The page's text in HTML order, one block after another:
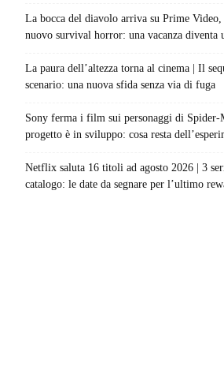
La bocca del diavolo arriva su Prime
nuovo survival horror: una vacanza diventa
La paura dell’altezza torna al cinema | Il
scenario: una nuova sfida senza via di fuga
Sony ferma i film sui personaggi di Spider-
progetto è in sviluppo: cosa resta
Netflix saluta 16 titoli ad agosto 2026 | 3
catalogo: le date da segnare per l’ultimo